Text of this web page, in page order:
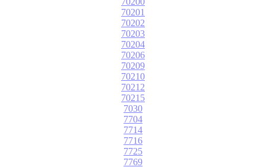
70201
70202
70203
70204
70206
70209
70210
70212
70215
7030
7704
7714
7716
7725
7769